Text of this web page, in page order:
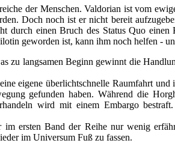
der Menschen. Valdorian ist vom
Doch noch ist er nicht bereit
durch einen Bruch des Status Quo
geworden ist, kann ihm noch helfen -
zu langsamen Beginn gewinnt die
eigene überlichtschnelle Raumfahrt
gefunden haben. Während die
wird mit einem Embargo
ersten Band der Reihe nur wenig
im Universum Fuß zu fassen.